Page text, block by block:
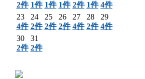
2件 1件 1件 1件 2件 1件 4件
23
4件
24
2件
25
2件
26
2件
27
4件
28
2件
29
4件
30
2件
31
2件